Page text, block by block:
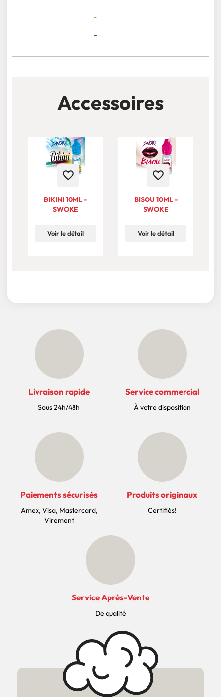
-
-
Accessoires
favorite_border
BIKINI 10ML -
SWOKE
Voir le détail
favorite_border
BISOU 10ML -
SWOKE
Voir le détail
Livraison rapide
Sous 24h/48h
Service commercial
À votre disposition
Paiements sécurisés
Amex, Visa, Mastercard,
Virement
Produits originaux
Certifiés!
Service Après-Vente
De qualité